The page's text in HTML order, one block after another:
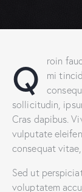
Q
roin
mi
sollicitudin,
Cras dapibus.
vulputate
consequat
Sed ut
voluptatem